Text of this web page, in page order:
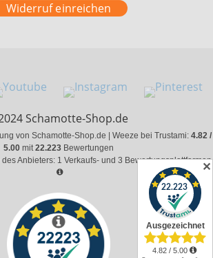
Widerruf einreichen
Schamotte-Shop.de
von Schamotte-Shop.de | Weeze bei Trustami: 4.82 /
5.00 mit22.223 Bewertungen
Anbieters: 1 Verkaufs- und 3 Bewertungsplattformen
✕